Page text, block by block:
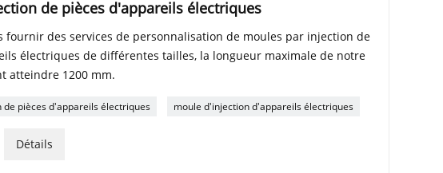
de pièces d'appareils électriques
fournir des services de personnalisation de moules par injection de
électriques de différentes tailles, la longueur maximale de notre
atteindre 1200 mm.
de pièces d'appareils électriques moule d'injection d'appareils électriques
Détails